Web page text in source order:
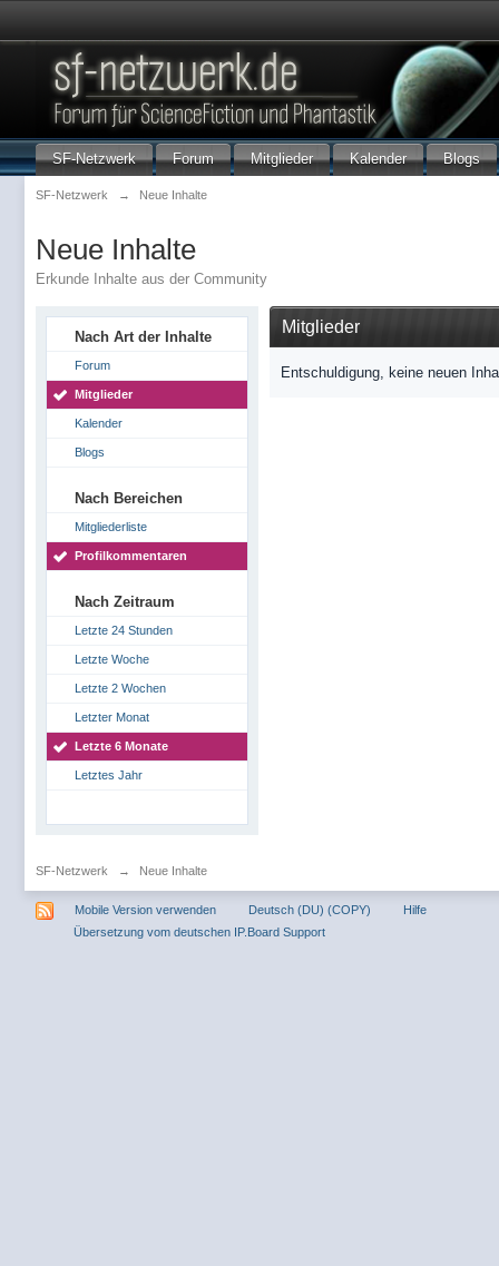
SF-Netzwerk Forum Mitglieder Kalender Blogs
SF-Netzwerk → Neue Inhalte
Neue Inhalte
Erkunde Inhalte aus der Community
Nach Art der Inhalte
Forum
Mitglieder
Kalender
Blogs
Nach Bereichen
Mitgliederliste
Profilkommentaren
Nach Zeitraum
Letzte 24 Stunden
Letzte Woche
Letzte 2 Wochen
Letzter Monat
Letzte 6 Monate
Letztes Jahr
Mitglieder
Entschuldigung, keine neuen
SF-Netzwerk → Neue Inhalte
Mobile Version verwenden Deutsch (DU) (COPY)
Hilfe
Übersetzung vom deutschen IP.Board Support